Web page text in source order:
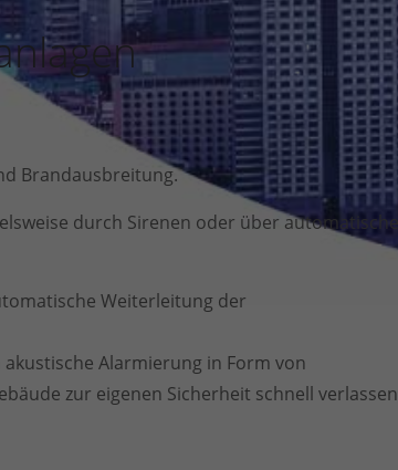
Brandausbreitung.
durch Sirenen oder über automatische
Weiterleitung der
Alarmierung in Form von
zur eigenen Sicherheit schnell verlassen